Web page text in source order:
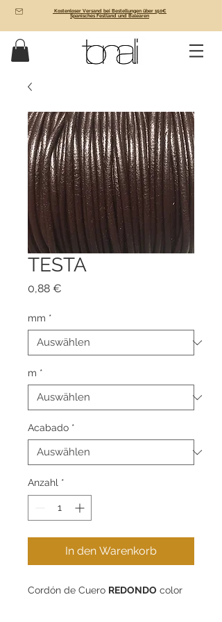
Kostenloser Versand bei Bestellungen über 150€
Spanisches Festland und Balearen
TESTA
0,88 €
mm *
m *
Acabado *
Anzahl *
In den Warenkorb
Cordón de Cuero REDONDO color